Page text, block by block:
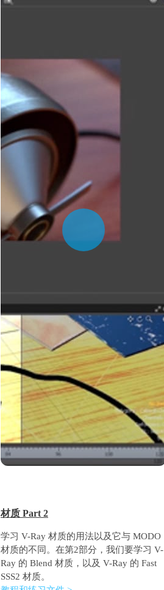
材质 Part 2
学习 V-Ray 材质的用法以及它与 MODO
材质的不同。在第2部分，我们要学习 V-
Ray 的 Blend 材质，以及 V-Ray 的 Fast
SSS2 材质。